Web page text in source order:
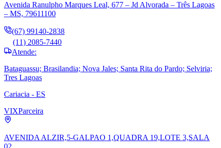
Avenida Ranulpho Marques Leal, 677 – Jd Alvorada – Três Lagoas
– MS, 79611100
(67) 99140-2838
(11) 2085-7440
Atende:
Bataguassu; Brasilandia; Nova Jales; Santa Rita do Pardo; Selviria;
Tres Lagoas
Cariacia - ES
VIXParceira
AVENIDA ALZIR,5-GALPAO 1,QUADRA 19,LOTE 3,SALA
02,